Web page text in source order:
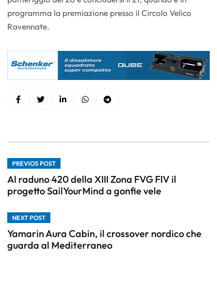
programma la premiazione presso il Circolo Velico
Ravennate.
PREVIOS POST
Al raduno 420 della XIII Zona FVG FIV il
progetto SailYourMind a gonfie vele
NEXT POST
Yamarin Aura Cabin, il crossover nordico che
guarda al Mediterraneo